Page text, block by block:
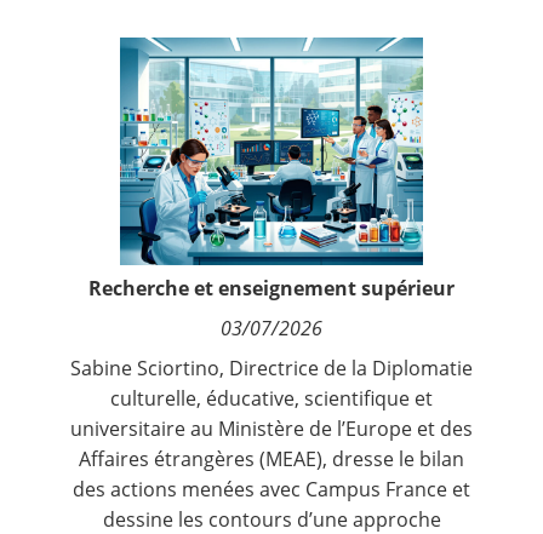
Nous suivre
Recherche et enseignement supérieur
03/07/2026
Sabine Sciortino, Directrice de la Diplomatie
culturelle, éducative, scientifique et
universitaire au Ministère de l’Europe et des
Affaires étrangères (MEAE), dresse le bilan
des actions menées avec Campus France et
dessine les contours d’une approche